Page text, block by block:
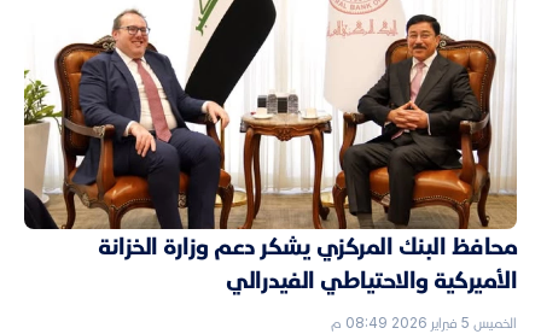
محافظ البنك المركزي يشكر دعم وزارة الخزانة
الأميركية والاحتياطي الفيدرالي
الخميس 5 فبراير 2026 08:49 م